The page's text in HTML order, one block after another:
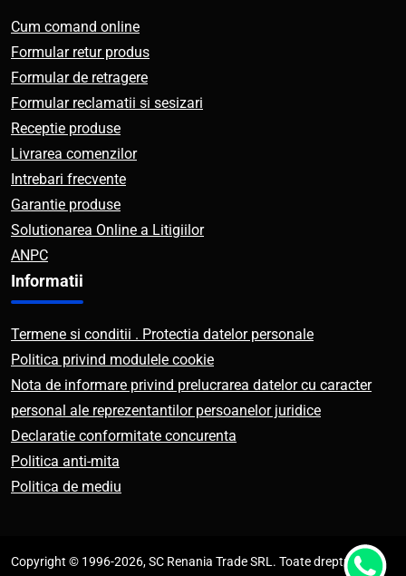
Cum comand online
Formular retur produs
Formular de retragere
Formular reclamatii si sesizari
Receptie produse
Livrarea comenzilor
Intrebari frecvente
Garantie produse
Solutionarea Online a Litigiilor
ANPC
Informatii
Termene si conditii . Protectia datelor personale
Politica privind modulele cookie
Nota de informare privind prelucrarea datelor cu caracter
personal ale reprezentantilor persoanelor juridice
Declaratie conformitate concurenta
Politica anti-mita
Politica de mediu
Copyright © 1996-2026, SC Renania Trade SRL. Toate drepturile